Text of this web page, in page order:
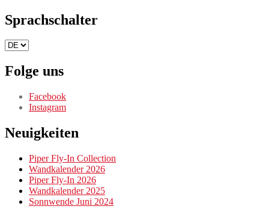
Sprachschalter
Sprachschalter
Folge uns
Facebook
Instagram
Neuigkeiten
Piper Fly-In Collection
Wandkalender 2026
Piper Fly-In 2026
Wandkalender 2025
Sonnwende Juni 2024